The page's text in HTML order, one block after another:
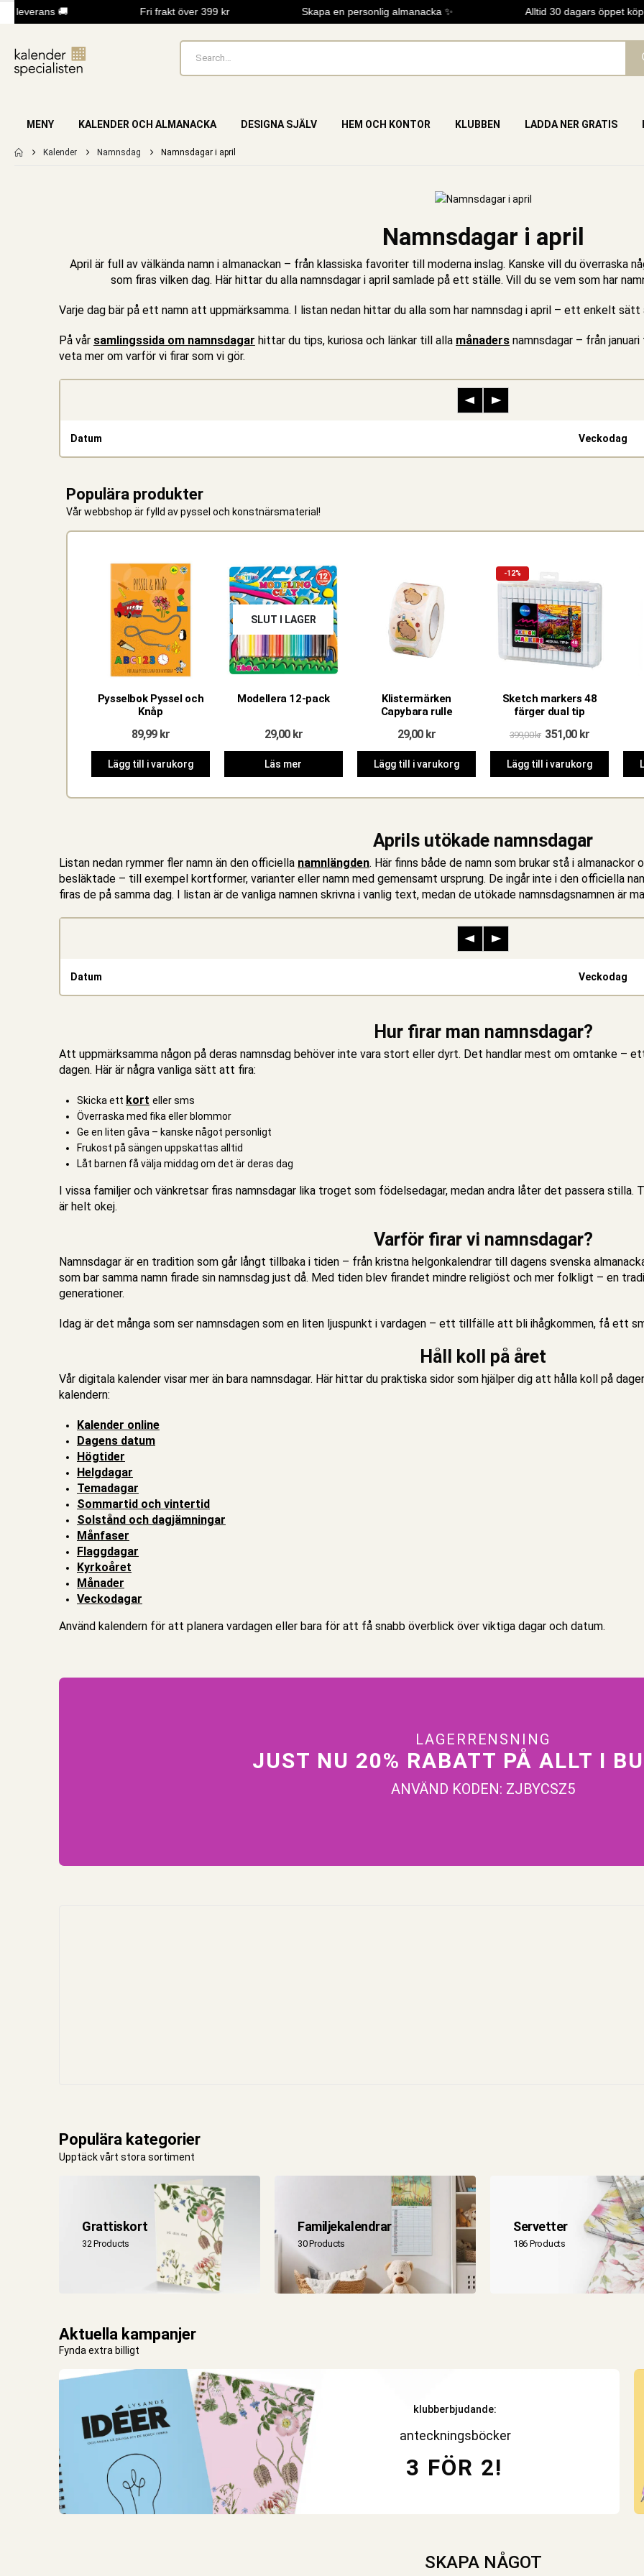
leverans 🚚 Fri frakt över 399 kr Skapa en personlig almanacka ✨ Alltid 30 dagars öppet köp
MENY KALENDER OCH ALMANACKA DESIGNA SJÄLV HEM OCH KONTOR KLUBBEN LADDA NER GRATIS
Kalender Namnsdag Namnsdagar i april
Namnsdagar i april
April är full av välkända namn i almanackan – från klassiska favoriter till moderna inslag. Kanske vill du överraska
som firas vilken dag. Här hittar du alla namnsdagar i april samlade på ett ställe. Vill du se vem som har
Varje dag bär på ett namn att uppmärksamma. I listan nedan hittar du alla som har namnsdag i april – ett enkelt
På vår samlingssida om namnsdagar hittar du tips, kuriosa och länkar till alla månaders namnsdagar – från
veta mer om varför vi firar som vi gör.
Datum Vecko­dag
Populära produkter
Vår webbshop är fylld avpyssel och konstnärsmaterial !
Pysselbok Pyssel och
Knåp
89,99 kr
Lägg till i varukorg
SLUT I LAGER
Modellera 12-pack
29,00 kr
Läs mer
Klistermärken
Capybara rulle
29,00 kr
Lägg till i varukorg
-12%
Sketch markers 48
färger dual tip
399,00kr Det
priset
var:
399,00 kr.
351,00 krDet
är:
351,00 kr.
Lägg till i varukorg
Aprils utökade namnsdagar
Listan nedan rymmer fler namn än den officiella namnlängden. Här finns både de namn som brukar stå i almanackor
besläktade – till exempel kortformer, varianter eller namn med gemensamt ursprung. De ingår inte i den officiella
firas de på samma dag. I listan är de vanliga namnen skrivna i vanlig text, medan de utökade namnsdagsnamnen är
Datum Vecko­dag
Hur firar man namnsdagar?
Att uppmärksamma någon på deras namnsdag behöver inte vara stort eller dyrt. Det handlar mest om omtanke –
dagen. Här är några vanliga sätt att fira:
Skicka ett kort eller sms
Överraska med fika eller blommor
Ge en liten gåva – kanske något personligt
Frukost på sängen uppskattas alltid
Låt barnen få välja middag om det är deras dag
I vissa familjer och vänkretsar firas namnsdagar lika troget som födelsedagar, medan andra låter det passera
är helt okej.
Varför firar vi namnsdagar?
Namnsdagar är en tradition som går långt tillbaka i tiden – från kristna helgonkalendrar till dagens svenska
som bar samma namn firade sin namnsdag just då. Med tiden blev firandet mindre religiöst och mer folkligt – en
generationer.
Idag är det många som ser namnsdagen som en liten ljuspunkt i vardagen – ett tillfälle att bli ihågkommen, få ett
Håll koll på året
Vår digitala kalender visar mer än bara namnsdagar. Här hittar du praktiska sidor som hjälper dig att hålla koll på
kalendern:
Kalender online
Dagens datum
Högtider
Helgdagar
Temadagar
Sommartid och vintertid
Solstånd och dagjämningar
Månfaser
Flaggdagar
Kyrkoåret
Månader
Veckodagar
Använd kalendern för att planera vardagen eller bara för att få snabb överblick över viktiga dagar och datum.
LAGERRENSNING
JUST NU 20% RABATT PÅ ALLT I
ANVÄND KODEN: ZJBYCSZ5
Populära kategorier
Upptäck vårt stora sortiment
Grattiskort
32 Products
Familjekalendrar
30 Products
Servetter
186 Products
Aktuella kampanjer
Fynda extra billigt
klubberbjudande:
anteckningsböcker
3 FÖR 2!
SKAPA NÅGOT